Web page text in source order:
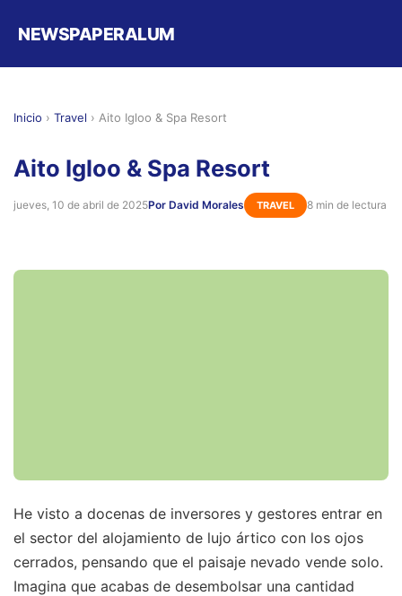
NEWSPAPERALUM
Inicio › Travel › Aito Igloo & Spa Resort
Aito Igloo & Spa Resort
jueves, 10 de abril de 2025Por David Morales TRAVEL 8 min de lectura
He visto a docenas de inversores y gestores entrar en
el sector del alojamiento de lujo ártico con los ojos
cerrados, pensando que el paisaje nevado vende solo.
Imagina que acabas de desembolsar una cantidad